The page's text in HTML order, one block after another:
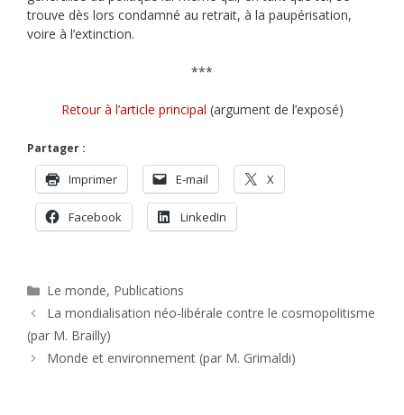
trouve dès lors condamné au retrait, à la paupérisation,
voire à l’extinction.
***
Retour à l’article principal (argument de l’exposé)
Partager :
Imprimer E-mail X
Facebook LinkedIn
Catégories
Le monde, Publications
La mondialisation néo-libérale contre le cosmopolitisme
(par M. Brailly)
Monde et environnement (par M. Grimaldi)